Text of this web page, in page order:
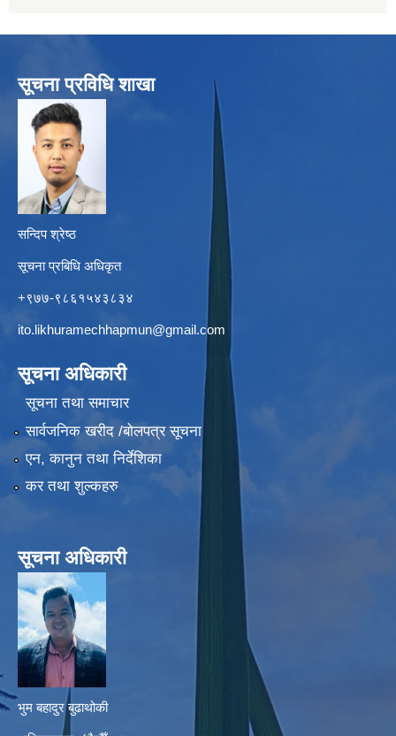
सूचना प्रविधि शाखा
सन्दिप श्रेष्ठ
सूचना प्रबिधि अधिकृत
+९७७-९८६१५४३८३४
ito.likhuramechhapmun@gmail.com
सूचना अधिकारी
सूचना तथा समाचार
सार्वजनिक खरीद /बोलपत्र सूचना
एन, कानुन तथा निर्देशिका
कर तथा शुल्कहरु
सूचना अधिकारी
भुम बहादुर बुढाथोकी